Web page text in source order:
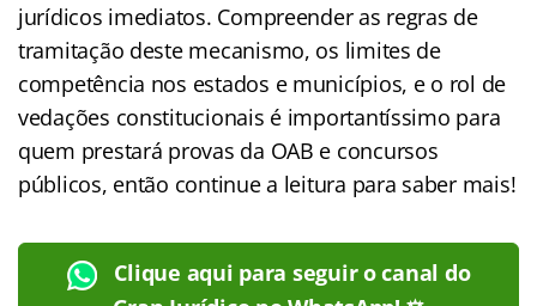
jurídicos imediatos. Compreender as regras de
tramitação deste mecanismo, os limites de
competência nos estados e municípios, e o rol de
vedações constitucionais é importantíssimo para
quem prestará provas da OAB e concursos
públicos, então continue a leitura para saber mais!
Clique aqui para seguir o canal do